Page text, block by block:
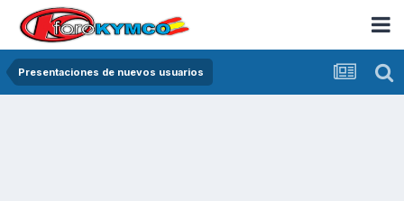
Presentaciones de nuevos usuarios